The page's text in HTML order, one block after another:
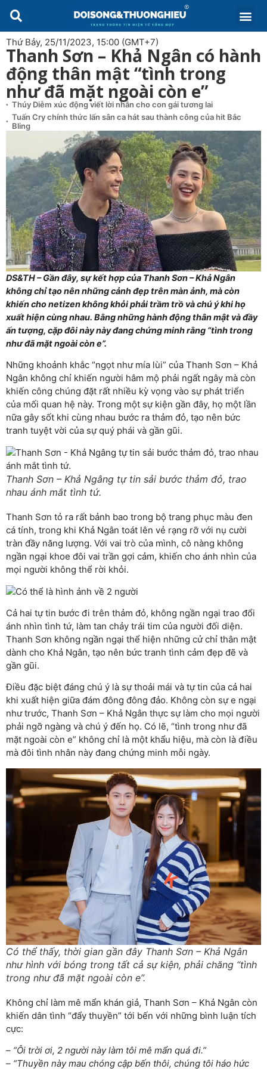
Thứ Bảy, 25/11/2023, 15:00 (GMT+7)
Thanh Sơn – Khả Ngân có hành
động thân mật “tình trong
như đã mặt ngoài còn e”
Thúy Diễm xúc động viết lời nhắn cho con gái tương lai
Tuấn Cry chính thức lấn sân ca hát sau thành công của hit Bắc
Bling
DS&TH – Gần đây, sự kết hợp của Thanh Sơn – Khả Ngân
không chỉ tạo nên những cảnh đẹp trên màn ảnh, mà còn
khiến cho netizen không khỏi phải trầm trồ và chú ý khi họ
xuất hiện cùng nhau. Bằng những hành động thân mật và đầy
ấn tượng, cặp đôi này này đang chứng minh rằng “tình trong
như đã mặt ngoài còn e”.
Những khoảnh khắc “ngọt như mía lùi” của Thanh Sơn – Khả
Ngân không chỉ khiến người hâm mộ phải ngất ngây mà còn
khiến công chúng đặt rất nhiều kỳ vọng vào sự phát triển
của mối quan hệ này. Trong một sự kiện gần đây, họ một lần
nữa gây sốt khi cùng nhau bước ra thảm đỏ, tạo nên bức
tranh tuyệt vời của sự quý phái và gần gũi.
Thanh Sơn – Khả Ngâng tự tin sải bước thảm đỏ, trao
nhau ánh mắt tình tứ.
Thanh Sơn tỏ ra rất bảnh bao trong bộ trang phục màu đen
cá tính, trong khi Khả Ngân toát lên vẻ rạng rỡ với nụ cười
tràn đầy năng lượng. Với vai trò của mình, cô nàng không
ngần ngại khoe đôi vai trần gợi cảm, khiến cho ánh nhìn của
mọi người không thể rời khỏi.
Cả hai tự tin bước đi trên thảm đỏ, không ngần ngại trao đổi
ánh nhìn tình tứ, làm tan chảy trái tim của người đối diện.
Thanh Sơn không ngần ngại thể hiện những cử chỉ thân mật
dành cho Khả Ngân, tạo nên bức tranh tình cảm đẹp đẽ và
gần gũi.
Điều đặc biệt đáng chú ý là sự thoải mái và tự tin của cả hai
khi xuất hiện giữa đám đông đông đảo. Không còn sự e ngại
như trước, Thanh Sơn – Khả Ngân thực sự làm cho mọi người
phải ngỡ ngàng và chú ý đến họ. Có lẽ, “tình trong như đã
mặt ngoài còn e” không chỉ là một khẩu hiệu, mà còn là điều
mà đôi tình nhân này đang chứng minh mỗi ngày.
Có thể thấy, thời gian gần đây Thanh Sơn – Khả Ngân
như hình với bóng trong tất cả sự kiện, phải chăng “tình
trong như đã mặt ngoài còn e”.
Không chỉ làm mê mẩn khán giả, Thanh Sơn – Khả Ngân còn
khiến dân tình “đẩy thuyền” tới bến với những bình luận tích
cực:
– “Ôi trời ơi, 2 người này làm tôi mê mẩn quá đi.”
– “Thuyền này mau chóng cập bến thôi, chúng tôi háo hức